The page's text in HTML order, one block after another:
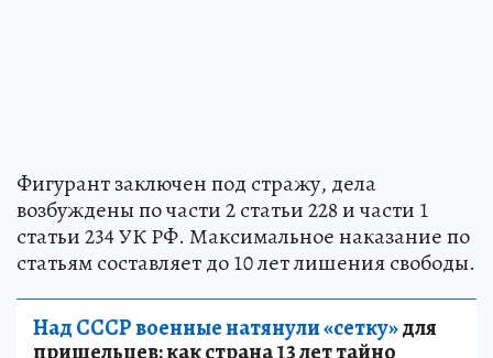
Фигурант заключен под стражу, дела
возбуждены по части 2 статьи 228 и части 1
статьи 234 УК РФ. Максимальное наказание по
статьям составляет до 10 лет лишения свободы.
Над СССР военные натянули «сетку»для